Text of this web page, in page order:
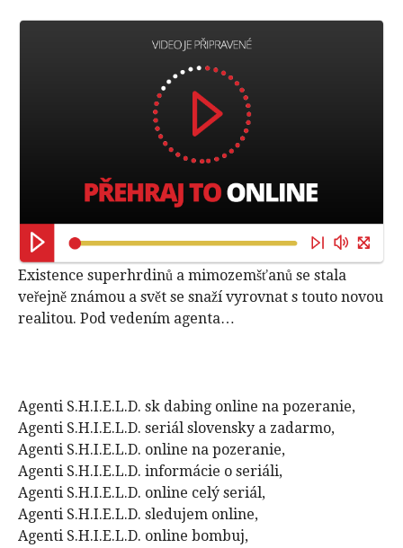
Existence superhrdinů a mimozemšťanů se stala
veřejně známou a svět se snaží vyrovnat s touto novou
realitou. Pod vedením agenta…
Agenti S.H.I.E.L.D. sk dabing online na pozeranie,
Agenti S.H.I.E.L.D. seriál slovensky a zadarmo,
Agenti S.H.I.E.L.D. online na pozeranie,
Agenti S.H.I.E.L.D. informácie o seriáli,
Agenti S.H.I.E.L.D. online celý seriál,
Agenti S.H.I.E.L.D. sledujem online,
Agenti S.H.I.E.L.D. online bombuj,